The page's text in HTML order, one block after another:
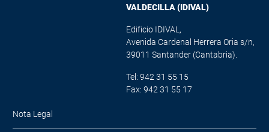
VALDECILLA (IDIVAL)
Edificio IDIVAL,
Avenida Cardenal Herrera Oria s/n,
39011 Santander (Cantabria).
Tel: 942 31 55 15
Fax: 942 31 55 17
Nota Legal